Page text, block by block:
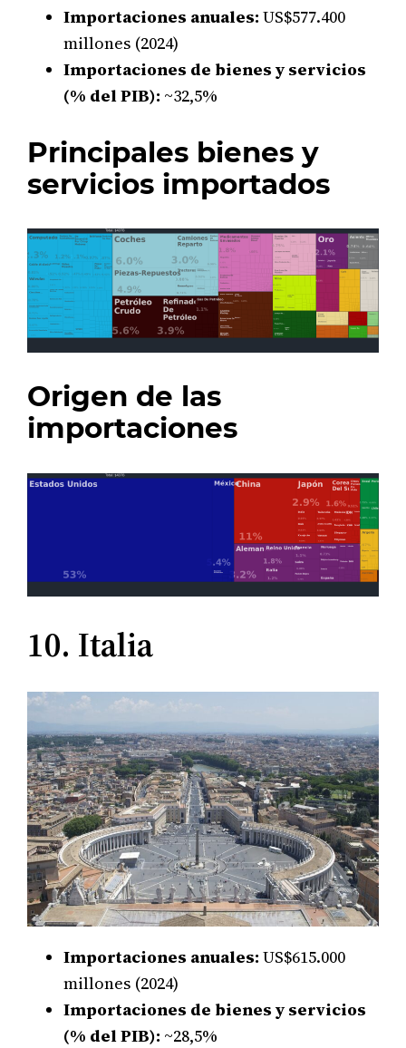
Importaciones anuales: US$577.400
millones (2024)
Importaciones de bienes y servicios
(% del PIB): ~32,5%
Principales bienes y
servicios importados
Origen de las
importaciones
10. Italia
Importaciones anuales: US$615.000
millones (2024)
Importaciones de bienes y servicios
(% del PIB): ~28,5%